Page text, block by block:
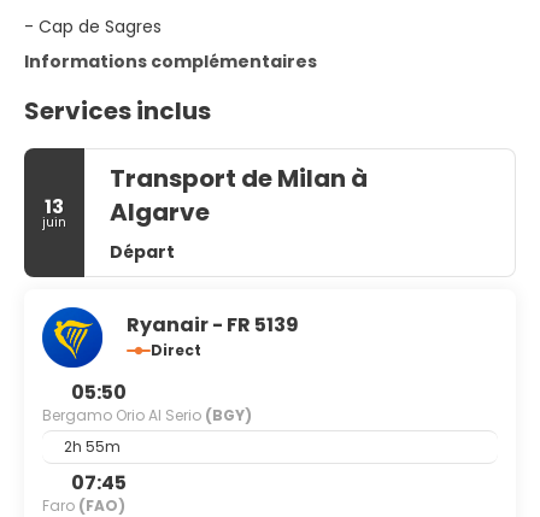
- Cap de Sagres
Informations complémentaires
Services inclus
13
juin
Transport de Milan à
Algarve
Départ
Ryanair - FR 5139
Direct
05:50
Bergamo Orio Al Serio (BGY)
2h 55m
07:45
Faro (FAO)